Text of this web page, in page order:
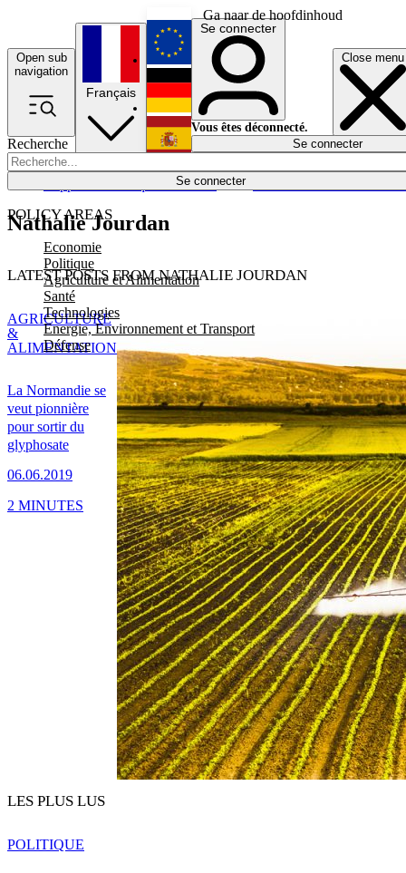
Ga naar de hoofdinhoud
Open sub
navigation
Close menu
Recherche
Se connecter
POLICY AREAS
Economie
Politique
Agriculture et Alimentation
Santé
Technologies
Energie, Environnement et Transport
Défense
Économie
Français
English
Deutsch
Español
Se connecter
Vous êtes déconnecté.
Se connecter
Nathalie Jourdan
LATEST POSTS FROM NATHALIE JOURDAN
La Normandie se
veut pionnière
pour sortir du
glyphosate
06.06.2019
AGRICULTURE
&
ALIMENTATION
2 MINUTES
LES PLUS LUS
POLITIQUE